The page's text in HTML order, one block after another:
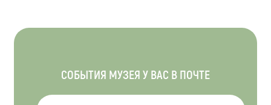
СОБЫТИЯ МУЗЕЯ У ВАС В ПОЧТЕ